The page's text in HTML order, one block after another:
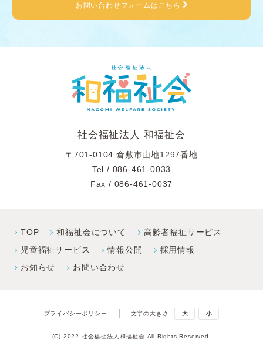
お問い合わせフォームはこちら
社会福祉法人 和福祉会
〒701-0104 倉敷市山地1297番地
Tel / 086-461-0033
Fax / 086-461-0037
TOP 和福祉会について
高齢者福祉サービス
児童福祉サービス
情報公開
採⽤情報
お知らせ
お問い合わせ
プライバシーポリシー 文字の大きさ 大 小
(C) 2022 社会福祉法人和福祉会 All Rights Reserved.